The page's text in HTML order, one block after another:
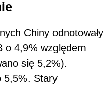
Chiny odnotowały
o 4,9% względem
się 5,2%).
5,5%. Stary